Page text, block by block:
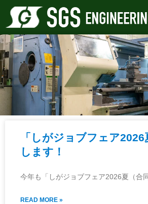
「しがジョブフェア2026
します！
今年も「しがジョブフェア2026夏（合
READ MORE »